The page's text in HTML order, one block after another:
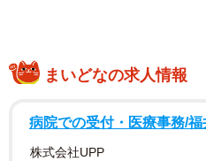
まいどなの求人情報
病院での受付・医療事務/
株式会社UPP